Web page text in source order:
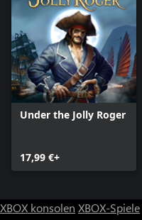
Under the Jolly Roger
17,99 €+
XBOX konsolen XBOX-Spiele